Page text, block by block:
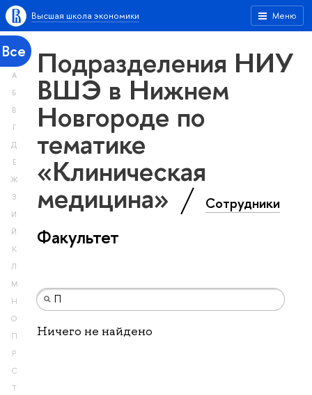
Меню
Высшая школа экономики
Все
А
Б
В
Г
Д
Е
Ж
З
И
Й
К
Л
М
Н
О
П
Р
С
Т
Подразделения НИУ
ВШЭ в Нижнем
Новгороде по
тематике
«Клиническая
медицина» Сотрудники
Факультет
Ничего не найдено